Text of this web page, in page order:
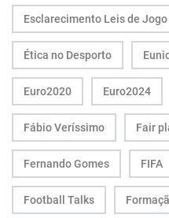
Esclarecimento Leis de Jogo
Ética no Desporto
Euro2020 Euro2024
Fábio Veríssimo Fair
Fernando Gomes FIFA
Football Talks